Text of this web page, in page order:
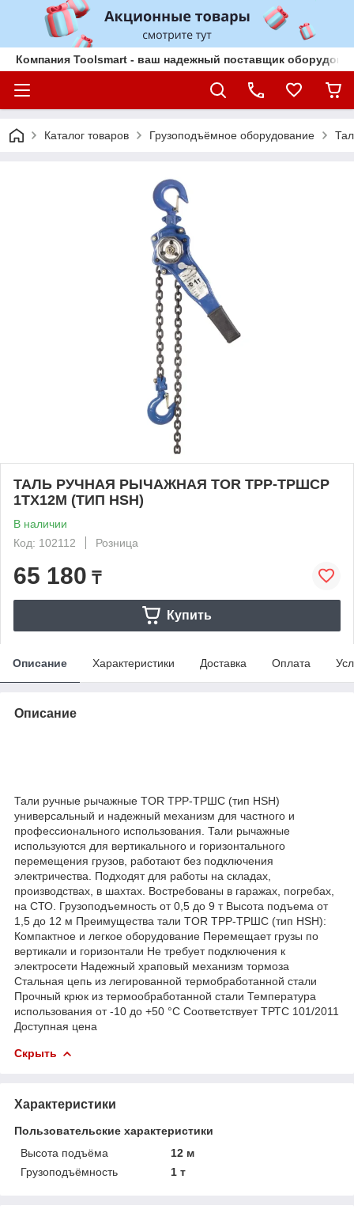
Компания Toolsmart - ваш надежный поставщик
Каталог товаров Грузоподъёмное оборудование
ТАЛЬ РУЧНАЯ РЫЧАЖНАЯ TOR ТРР-ТРШСР
1ТХ12М (ТИП HSH)
В наличии
Код: 102112
Розница
65 180 ₸
Купить
Описание Характеристики Доставка Оплата
Описание
Тали ручные рычажные TOR ТРР-ТРШС (тип HSH)
универсальный и надежный механизм для частного и
профессионального использования. Тали рычажные
используются для вертикального и горизонтального
перемещения грузов, работают без подключения
электричества. Подходят для работы на складах,
производствах, в шахтах. Востребованы в гаражах, погребах,
на СТО. Грузоподъемность от 0,5 до 9 т Высота подъема от
1,5 до 12 м Преимущества тали TOR ТРР-ТРШС (тип HSH):
Компактное и легкое оборудование Перемещает грузы по
вертикали и горизонтали Не требует подключения к
электросети Надежный храповый механизм тормоза
Стальная цепь из легированной термобработанной стали
Прочный крюк из термообработанной стали Температура
использования от -10 до +50 °C Соответствует ТРТС 101/2011
Доступная цена
Скрыть
Характеристики
Пользовательские характеристики
Высота подъёма
12 м
Грузоподъёмность
1 т